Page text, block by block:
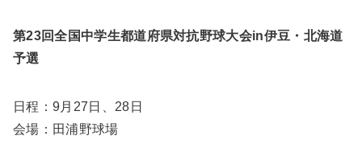
第23回全国中学生都道府県対抗野球大会in伊豆・北海道
予選
日程：9月27日、28日
会場：田浦野球場